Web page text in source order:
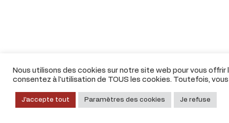
Nous utilisons des cookies sur notre site web pour vous
consentez à l'utilisation de TOUS les cookies. Toutefois,
J'accepte tout Paramètres des cookies Je refuse